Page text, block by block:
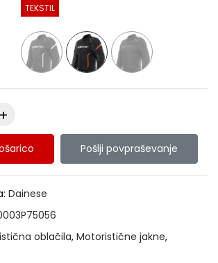
TEKSTIL
Pošlji povpraševanje
Dainese
oblačila, Motoristične jakne,